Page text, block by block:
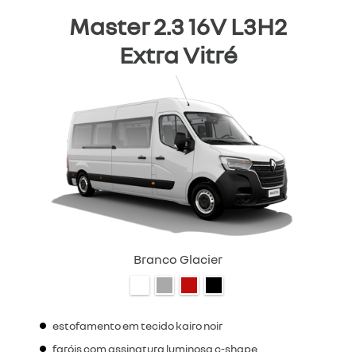
Master 2.3 16V L3H2
Extra Vitré
Branco Glacier
estofamento em tecido kairo noir
faróis com assinatura luminosa c-shape